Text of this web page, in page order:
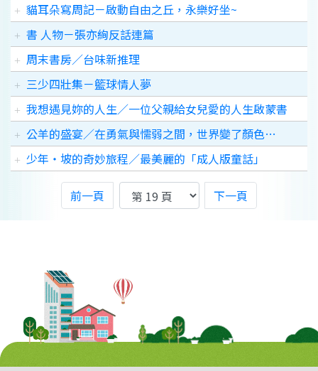
貓耳朵寫周記－啟動自由之丘，永樂好坐~
書 人物－張亦絢反話連篇
周末書房／台味新推理
三少四壯集－籃球情人夢
我想遇見妳的人生／一位父親給女兒愛的人生啟蒙書
公羊的盛宴／在勇氣與懦弱之間，世界變了顏色…
少年‧坡的奇妙旅程／最美麗的「成人版童話」
前一頁 下一頁